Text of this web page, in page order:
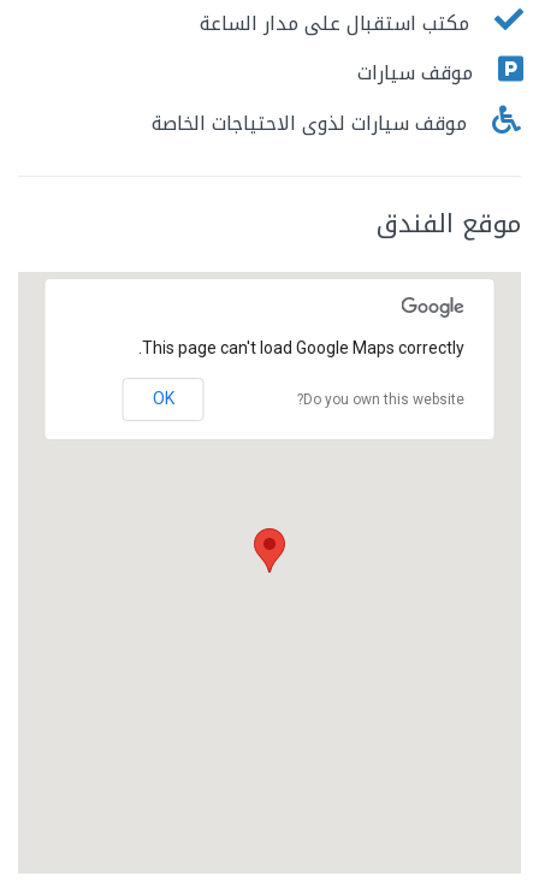
مكتب استقبال على مدار الساعة
موقف سيارات
موقف سيارات لذوى الاحتياجات الخاصة
موقع الفندق
This page can't load Google Maps correctly.
Do you own this website?
OK